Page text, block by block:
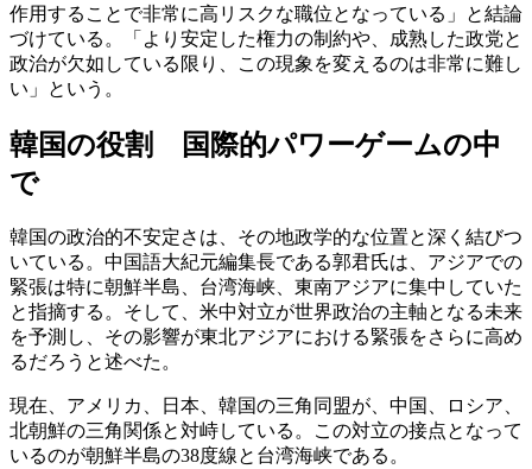
作用することで非常に高リスクな職位となっている」と結論
づけている。「より安定した権力の制約や、成熟した政党と
政治が欠如している限り、この現象を変えるのは非常に難し
い」という。
韓国の役割 国際的パワーゲームの中
で
韓国の政治的不安定さは、その地政学的な位置と深く結びつ
いている。中国語大紀元編集長である郭君氏は、アジアでの
緊張は特に朝鮮半島、台湾海峡、東南アジアに集中していた
と指摘する。そして、米中対立が世界政治の主軸となる未来
を予測し、その影響が東北アジアにおける緊張をさらに高め
るだろうと述べた。
現在、アメリカ、日本、韓国の三角同盟が、中国、ロシア、
北朝鮮の三角関係と対峙している。この対立の接点となって
いるのが朝鮮半島の38度線と台湾海峡である。